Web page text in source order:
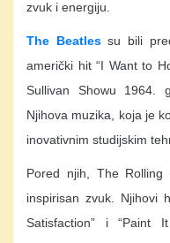
zvuk i energiju.
The Beatlessu bili
američki hit “I Want to
Sullivan Showu 1964.
Njihova muzika, koja je
inovativnim studijskim
Pored njih, The Rolling
inspirisan zvuk. Njihovi
Satisfaction” i “Paint